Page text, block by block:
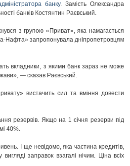
банку. Замість Олександра
банків Костянтин Раєвський.
з групою «Приват», яка намагається
Нафта» запропонувала дніпропетровцям
вкладники, з якими банк зараз не може
— сказав Раєвський.
вистачить сил та вміння довести
резервів. Якщо на 1 січня резерви під
40%.
І ще невідомо, яка частина кредитів,
заправок взагалі нічим. Ціна всіх